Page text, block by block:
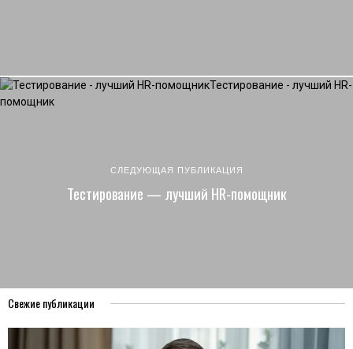
СЛЕДУЮЩАЯ ПУБЛИКАЦИЯ
Тестирование — лучший HR-помощник
Свежие публикации